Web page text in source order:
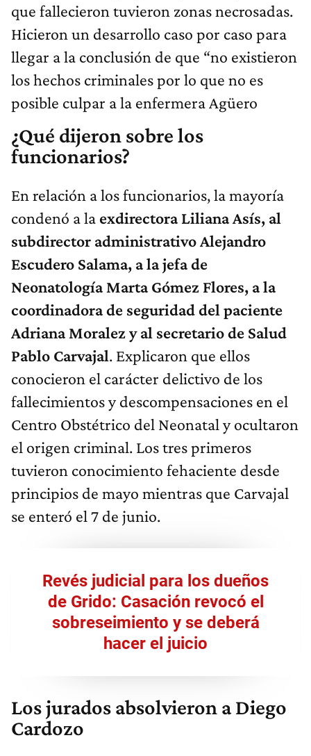
que fallecieron tuvieron zonas necrosadas.
Hicieron un desarrollo caso por caso para
llegar a la conclusión de que “no existieron
los hechos criminales por lo que no es
posible culpar a la enfermera Agüero
¿Qué dijeron sobre los
funcionarios?
En relación a los funcionarios, la mayoría
condenó a la exdirectora Liliana Asís, al
subdirector administrativo Alejandro
Escudero Salama, a la jefa de
Neonatología Marta Gómez Flores, a la
coordinadora de seguridad del paciente
Adriana Moralez y al secretario de Salud
Pablo Carvajal. Explicaron que ellos
conocieron el carácter delictivo de los
fallecimientos y descompensaciones en el
Centro Obstétrico del Neonatal y ocultaron
el origen criminal. Los tres primeros
tuvieron conocimiento fehaciente desde
principios de mayo mientras que Carvajal
se enteró el 7 de junio.
Revés judicial para los dueños
de Grido: Casación revocó el
sobreseimiento y se deberá
hacer el juicio
Los jurados absolvieron a Diego
Cardozo